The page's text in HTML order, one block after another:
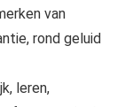
van
rond geluid
leren,